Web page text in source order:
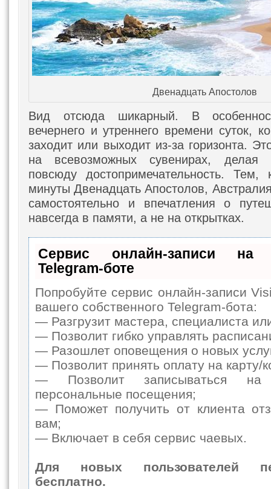
Двенадцать Апостолов
Вид отсюда шикарный. В
вечернего и утреннего времени суток,
заходит или выходит из-за горизонта.
на всевозможных сувенирах, делая
повсюду достопримечательность.
минуты Двенадцать Апостолов,
самостоятельно и впечатления о
навсегда в памяти, а не на открытках.
Сервис онлайн-записи на
Telegram-боте
Попробуйте сервис онлайн-записи
вашего собственного Telegram-бота:
— Разгрузит мастера, специалиста
— Позволит гибко управлять
— Разошлет оповещения о новых
— Позволит принять оплату на карту/
— Позволит записываться
персональные посещения;
— Поможет получить от клиента
вам;
— Включает в себя сервис чаевых.
Для новых пользователей
бесплатно.